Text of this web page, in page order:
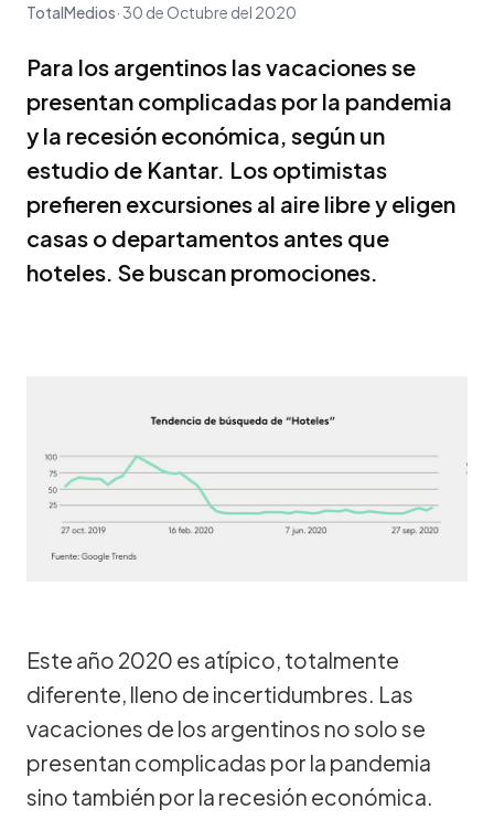
TotalMedios 30 de Octubre del 2020
Para los argentinos las vacaciones se
presentan complicadas por la pandemia
y la recesión económica, según un
estudio de Kantar. Los optimistas
prefieren excursiones al aire libre y eligen
casas o departamentos antes que
hoteles. Se buscan promociones.
Este año 2020 es atípico, totalmente
diferente, lleno de incertidumbres. Las
vacaciones de los argentinos no solo se
presentan complicadas por la pandemia
sino también por la recesión económica.